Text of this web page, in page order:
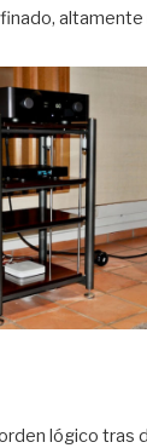
altamente
lógico tras